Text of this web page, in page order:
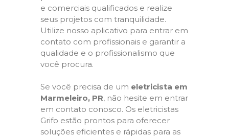
e comerciais qualificados e realize
seus projetos com tranquilidade.
Utilize nosso aplicativo para entrar em
contato com profissionais e garantir a
qualidade e o profissionalismo que
você procura.
Se você precisa de um eletricista em
Marmeleiro, PR, não hesite em entrar
em contato conosco. Os eletricistas
Grifo estão prontos para oferecer
soluções eficientes e rápidas para as